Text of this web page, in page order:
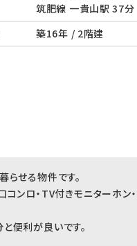
筑肥線 一貴山駅 37分
築16年 / 2階建
らせる物件です。
ンロ・TV付きモニターホン
便利が良いです。